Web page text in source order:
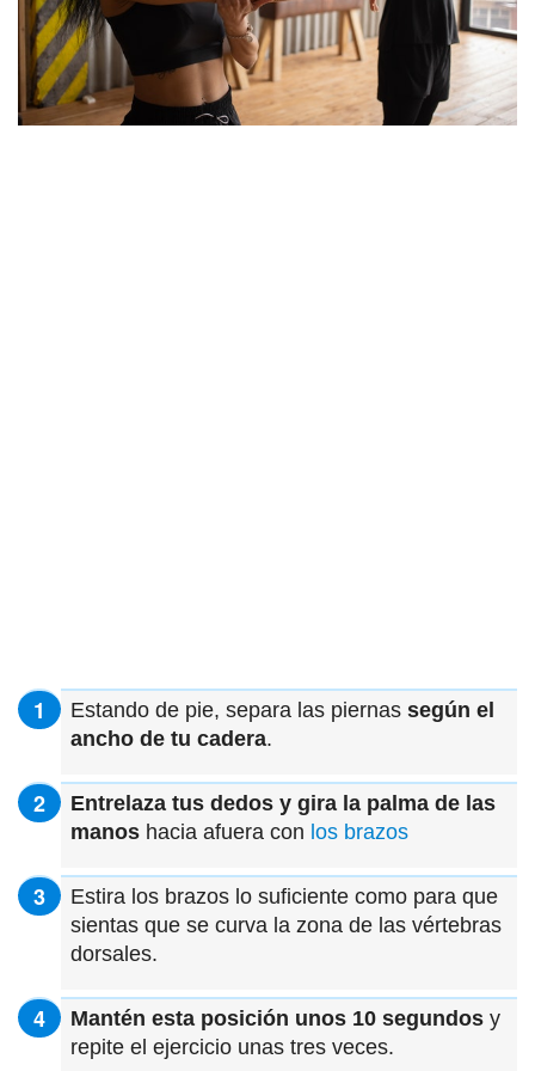
Estando de pie, separa las piernas según el
ancho de tu cadera.
Entrelaza tus dedos y gira la palma de las
manos hacia afuera con los brazos
Estira los brazos lo suficiente como para que
sientas que se curva la zona de las vértebras
dorsales.
Mantén esta posición unos 10 segundos y
repite el ejercicio unas tres veces.